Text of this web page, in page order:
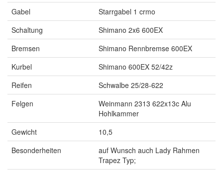
Gabel
Starrgabel 1 crmo
Schaltung
Shimano 2x6 600EX
Bremsen
Shimano Rennbremse 600EX
Kurbel
Shimano 600EX 52/42z
Reifen
Schwalbe 25/28-622
Felgen
Weinmann 2313 622x13c Alu
Hohlkammer
Gewicht
10,5
Besonderheiten
auf Wunsch auch Lady Rahmen
Trapez Typ;